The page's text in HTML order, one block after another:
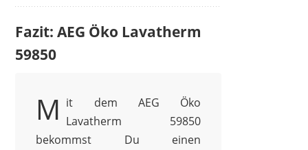
Fazit: AEG Öko Lavatherm
59850
M it dem AEG Öko
Lavatherm 59850
bekommst Du einen